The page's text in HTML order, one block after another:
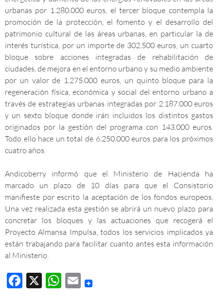
urbanas por 1.280.000 euros, el tercer bloque contempla la
promoción de la protección, el fomento y el desarrollo del
patrimonio cultural de las áreas urbanas, en particular la de
interés turística, por un importe de 302.500 euros, un cuarto
bloque sobre acciones integradas de rehabilitación de
ciudades, de mejora en el entorno urbano y su medio ambiente
por un valor de 1.275.000 euros, un quinto bloque para la
regeneración física, económica y social del entorno urbano a
través de estrategias urbanas integradas por 2.187.000 euros
y un sexto bloque donde irán incluidos los distintos gastos
originados por la gestión del programa con 143.000 euros.
Todo ello hace un total de 6.250.000 euros para los próximos
cuatro años.
Andicoberry informó que el Ministerio de Hacienda ha
marcado un plazo de 10 días para que el Consistorio
manifieste por escrito la aceptación de los fondos europeos.
Una vez realizada esta gestión se abrirá un nuevo plazo para
concretar los bloques y las actuaciones que recogerá el
Proyecto Almansa Impulsa, todos los servicios implicados ya
están trabajando para facilitar cuanto antes esta información
al Ministerio.
F
X
W E